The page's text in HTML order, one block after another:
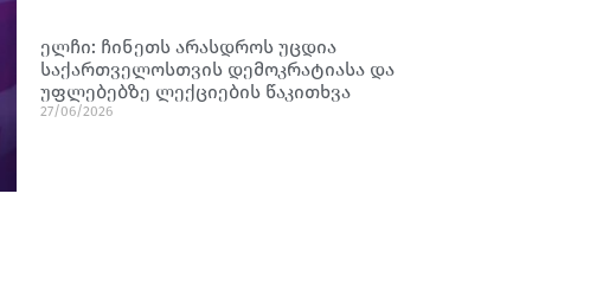
ელჩი: ჩინეთს არასდროს უცდია
საქართველოსთვის დემოკრატიასა და
უფლებებზე ლექციების წაკითხვა
27/06/2026